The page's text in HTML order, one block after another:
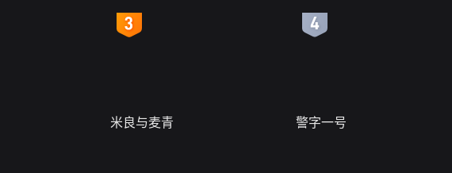
米良与麦青 警字一号